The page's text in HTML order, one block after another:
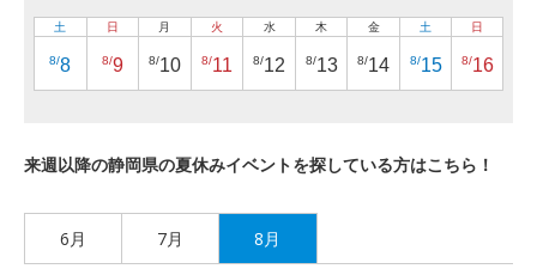
土
8/8
日
8/9
月
8/10
火
8/11
水
8/12
木
8/13
金
8/14
土
8/15
日
8/16
来週以降の静岡県の夏休みイベントを探している方はこちら！
6月 7月 8月